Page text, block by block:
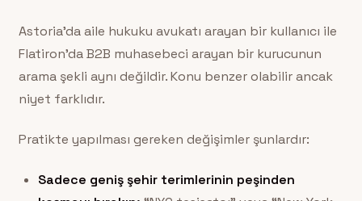
Astoria’da aile hukuku avukatı arayan bir kullanıcı ile
Flatiron’da B2B muhasebeci arayan bir kurucunun
arama şekli aynı değildir. Konu benzer olabilir ancak
niyet farklıdır.
Pratikte yapılması gereken değişimler şunlardır:
Sadece geniş şehir terimlerinin peşinden